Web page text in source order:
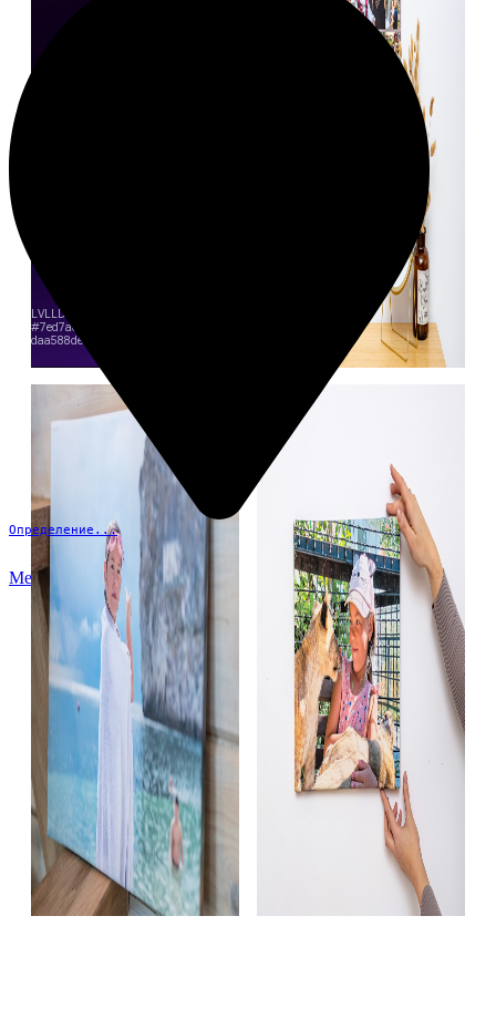
Определение...
Меню